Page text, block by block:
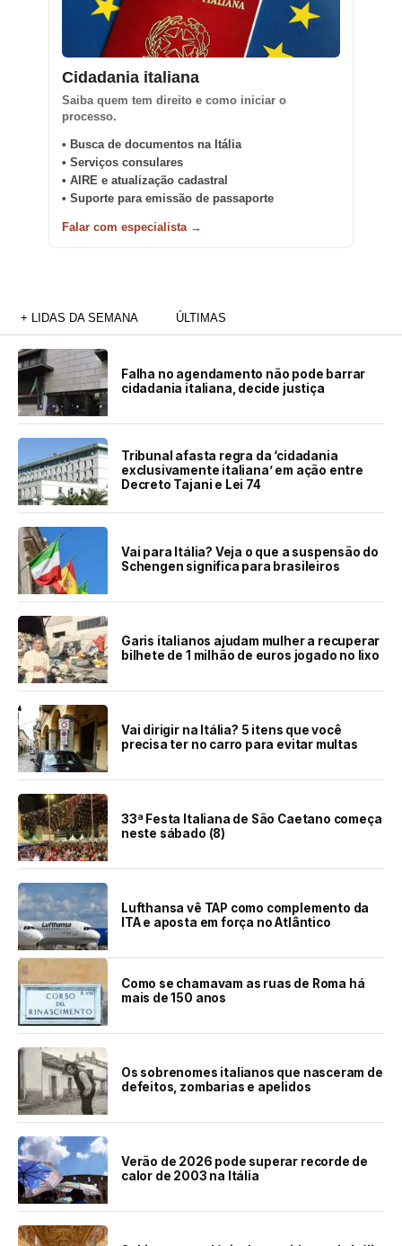
Cidadania italiana
Saiba quem tem direito e como iniciar o
processo.
• Busca de documentos na Itália
• Serviços consulares
• AIRE e atualização cadastral
• Suporte para emissão de passaporte
Falar com especialista →
+ LIDAS DA SEMANA ÚLTIMAS
Falha no agendamento não pode barrar
cidadania italiana, decide justiça
Tribunal afasta regra da ‘cidadania
exclusivamente italiana’ em ação entre
Decreto Tajani e Lei 74
Vai para Itália? Veja o que a suspensão do
Schengen significa para brasileiros
Garis italianos ajudam mulher a recuperar
bilhete de 1 milhão de euros jogado no lixo
Vai dirigir na Itália? 5 itens que você
precisa ter no carro para evitar multas
33ª Festa Italiana de São Caetano começa
neste sábado (8)
Lufthansa vê TAP como complemento da
ITA e aposta em força no Atlântico
Como se chamavam as ruas de Roma há
mais de 150 anos
Os sobrenomes italianos que nasceram de
defeitos, zombarias e apelidos
Verão de 2026 pode superar recorde de
calor de 2003 na Itália